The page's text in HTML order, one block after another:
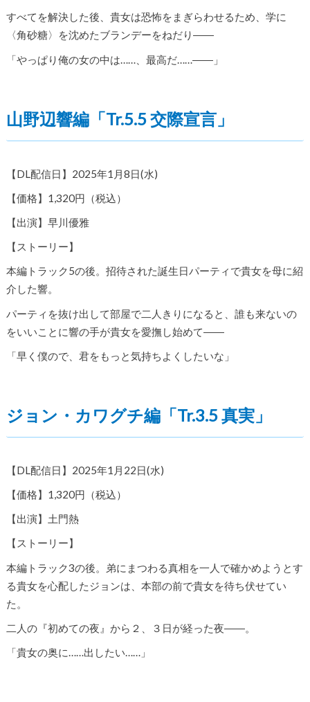
すべてを解決した後、貴女は恐怖をまぎらわせるため、学に
〈角砂糖〉を沈めたブランデーをねだり――
「やっぱり俺の女の中は……、最高だ……――」
山野辺響編「Tr.5.5 交際宣言」
【DL配信日】2025年1月8日(水)
【価格】1,320円（税込）
【出演】早川優雅
【ストーリー】
本編トラック5の後。招待された誕生日パーティで貴女を母に紹
介した響。
パーティを抜け出して部屋で二人きりになると、誰も来ないの
をいいことに響の手が貴女を愛撫し始めて――
「早く僕ので、君をもっと気持ちよくしたいな」
ジョン・カワグチ編「Tr.3.5 真実」
【DL配信日】2025年1月22日(水)
【価格】1,320円（税込）
【出演】土門熱
【ストーリー】
本編トラック3の後。弟にまつわる真相を一人で確かめようとす
る貴女を心配したジョンは、本部の前で貴女を待ち伏せてい
た。
二人の『初めての夜』から２、３日が経った夜――。
「貴女の奥に……出したい……」